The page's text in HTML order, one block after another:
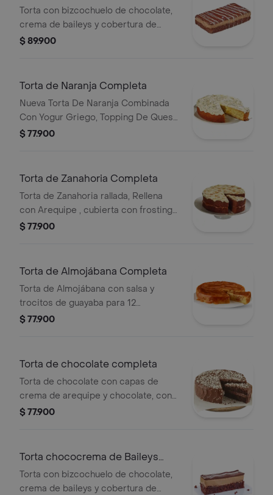
Baileys
Torta con bizcochuelo de chocolate,
crema de baileys y cobertura de
chocolate negro y blanco
$ 89.900
Torta de Naranja Completa
Nueva Torta De Naranja Combinada
Con Yogur Griego, Topping De Queso
Y Semillas De Chía Natural para 12
$ 77.900
Torta de Zanahoria Completa
Torta de Zanahoria rallada, Rellena
con Arequipe , cubierta con frosting
de queso Crema y trocitos de
$ 77.900
Torta de Almojábana Completa
Torta de Almojábana con salsa y
trocitos de guayaba para 12
porciones.
$ 77.900
Torta de chocolate completa
Torta de chocolate con capas de
crema de arequipe y chocolate, con
trocitos de chocolate blanco para 12
$ 77.900
Torta chococrema de Baileys
porción
Torta con bizcochuelo de chocolate,
crema de baileys y cobertura de